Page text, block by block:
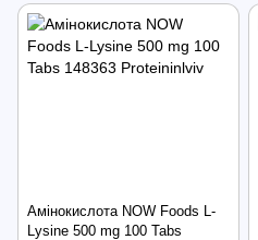
Амінокислота NOW Foods L-
Lysine 500 mg 100 Tabs